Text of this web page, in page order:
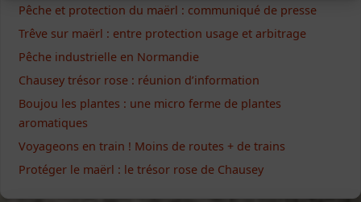
Pêche et protection du maërl : communiqué de presse
Trêve sur maërl : entre protection usage et arbitrage
Pêche industrielle en Normandie
Chausey trésor rose : réunion d’information
Boujou les plantes : une micro ferme de plantes
aromatiques
Voyageons en train ! Moins de routes + de trains
Protéger le maërl : le trésor rose de Chausey